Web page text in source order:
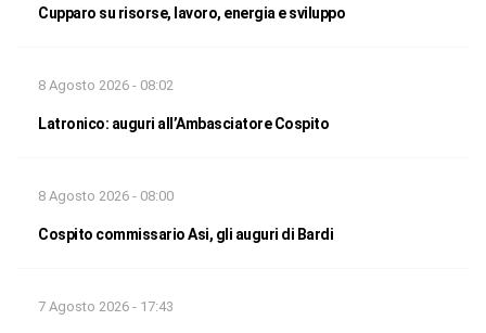
Cupparo su risorse, lavoro, energia e sviluppo
8 Agosto 2026 - 08:02
Latronico: auguri all’Ambasciatore Cospito
8 Agosto 2026 - 08:00
Cospito commissario Asi, gli auguri di Bardi
7 Agosto 2026 - 17:43